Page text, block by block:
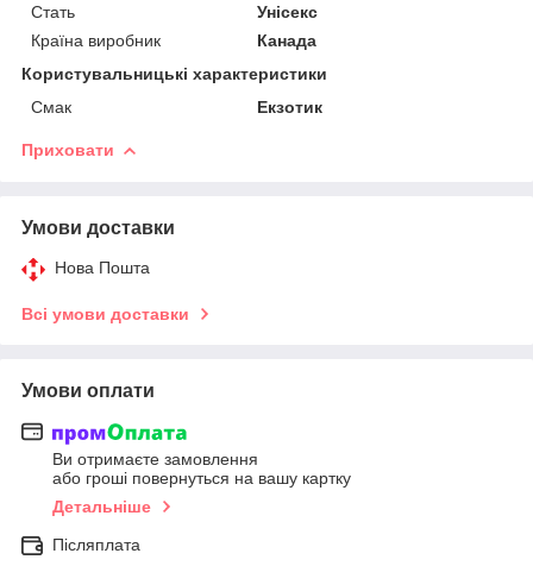
Стать
Унісекс
Країна виробник
Канада
Користувальницькі характеристики
Смак
Екзотик
Приховати
Умови доставки
Нова Пошта
Всі умови доставки
Умови оплати
Ви отримаєте замовлення
або гроші повернуться на вашу картку
Детальніше
Післяплата